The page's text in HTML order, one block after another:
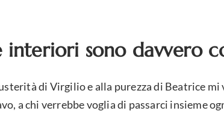
interiori sono davvero
di Virgilio e alla purezza di Beatrice mi
a chi verrebbe voglia di passarci insieme